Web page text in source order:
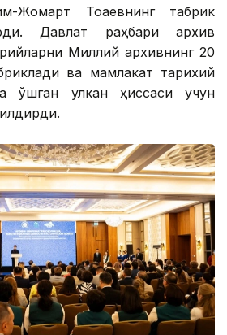
Жомарт Тоқаевнинг табрик
Давлат раҳбари архив
Миллий архивнинг 20
ва мамлакат тарихий
қўшган улкан ҳиссаси учун